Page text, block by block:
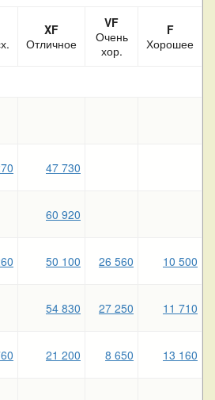
XF
Отличное
VF
Очень
хор.
F
Хорошее
47 730
60 920
50 100 26 560 10 500
54 830 27 250 11 710
21 200 8 650 13 160